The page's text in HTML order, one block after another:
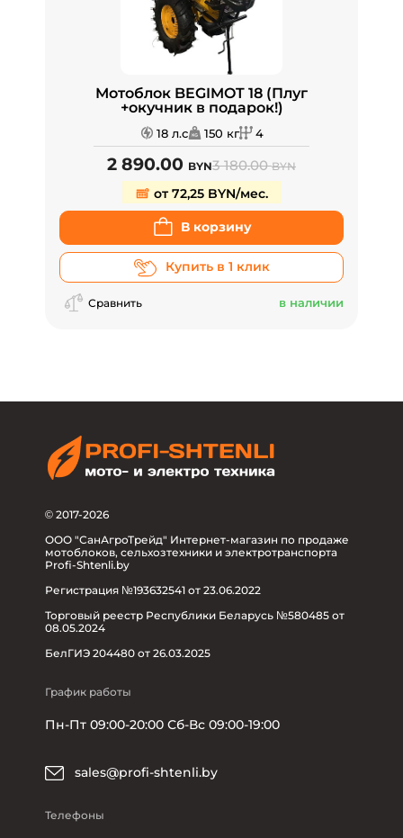
Мотоблок BEGIMOT 18 (Плуг
+окучник в подарок!)
18 л.с 150 кг 4
2 890.00 BYN3 180.00BYN
от 72,25 BYN/мес.
В корзину
Купить в 1 клик
Сравнить в наличии
© 2017-2026
ООО "СанАгроТрейд" Интернет-магазин по продаже
мотоблоков, сельхозтехники и электротранспорта
Profi-Shtenli.by
Регистрация №193632541 от 23.06.2022
Торговый реестр Республики Беларусь №580485 от
08.05.2024
БелГИЭ 204480 от 26.03.2025
График работы
Пн-Пт 09:00-20:00 Сб-Вс 09:00-19:00
sales@profi-shtenli.by
Телефоны